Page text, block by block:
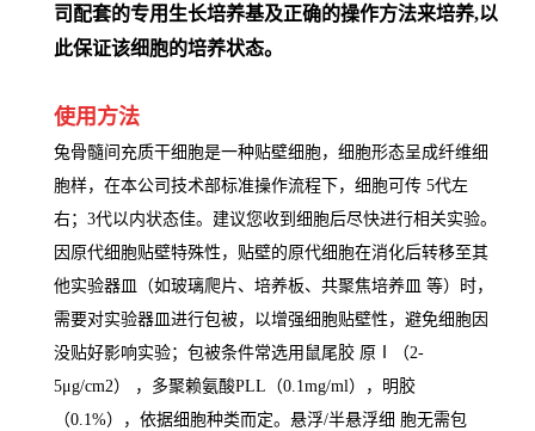
司配套的专用生长培养基及正确的操作方法来培养,以
此保证该细胞的培养状态。
使用方法
兔骨髓间充质干细胞是一种贴壁细胞，细胞形态呈成纤维细
胞样，在本公司技术部标准操作流程下，细胞可传 5代左
右；3代以内状态佳。建议您收到细胞后尽快进行相关实验。
因原代细胞贴壁特殊性，贴壁的原代细胞在消化后转移至其
他实验器皿（如玻璃爬片、培养板、共聚焦培养皿 等）时，
需要对实验器皿进行包被，以增强细胞贴壁性，避免细胞因
没贴好影响实验；包被条件常选用鼠尾胶 原Ⅰ（2-
5μg/cm2） ，多聚赖氨酸PLL（0.1mg/ml），明胶
（0.1%），依据细胞种类而定。悬浮/半悬浮细 胞无需包